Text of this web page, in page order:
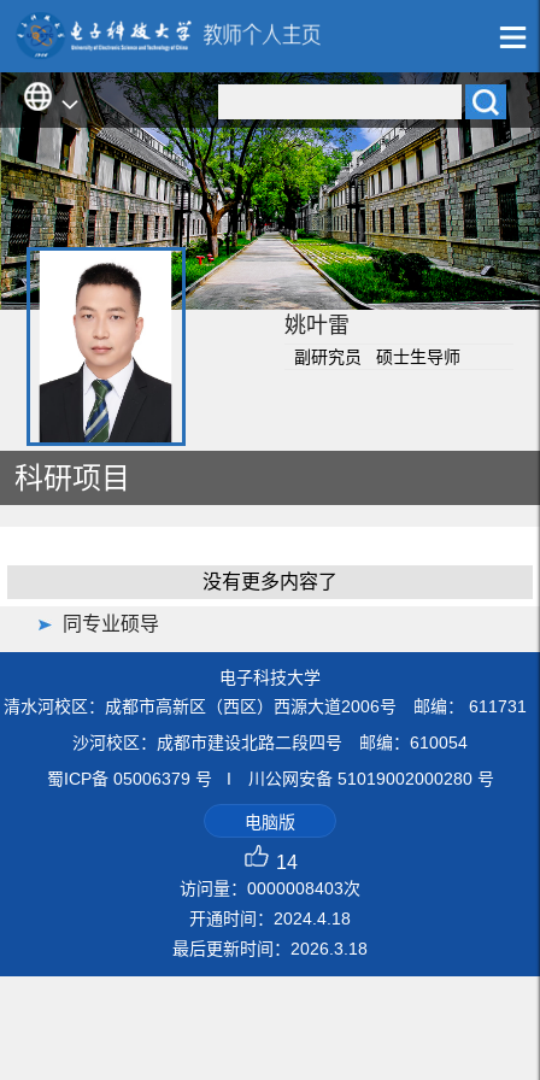
姚叶雷
副研究员 硕士生导师
科研项目
没有更多内容了
同专业硕导
电子科技大学
清水河校区：成都市高新区（西区）西源大道2006号 邮编： 611731
沙河校区：成都市建设北路二段四号 邮编：610054
蜀ICP备 05006379 号 I 川公网安备 51019002000280 号
电脑版
14
访问量： 0000008403次
开通时间： 2024 4 18
最后更新时间： 2026 3 18